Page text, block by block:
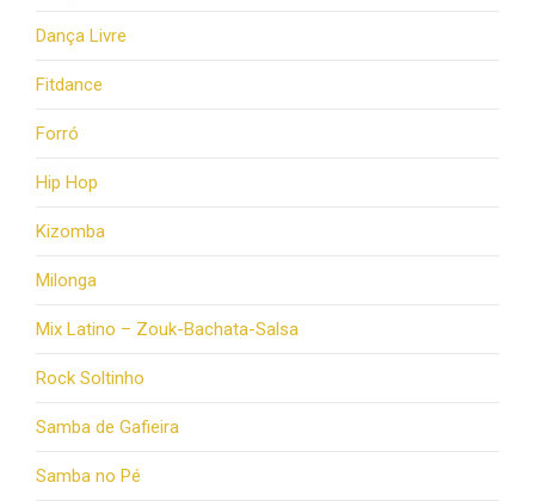
Dança Livre
Fitdance
Forró
Hip Hop
Kizomba
Milonga
Mix Latino – Zouk-Bachata-Salsa
Rock Soltinho
Samba de Gafieira
Samba no Pé